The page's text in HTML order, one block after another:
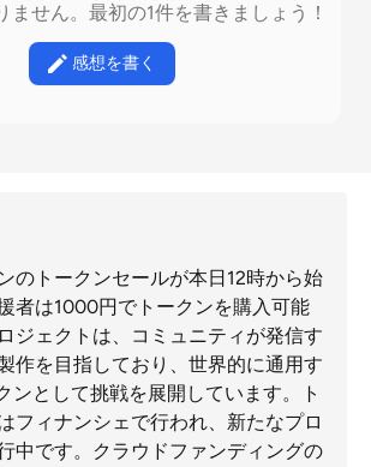
ません。最初の1件を書きましょう！
感想を書く
のトークンセールが本日12時から始
者は1000円でトークンを購入可能
ジェクトは、コミュニティが発信す
作を目指しており、世界的に通用す
ンとして挑戦を展開しています。ト
フィナンシェで行われ、新たなプロ
中です。クラウドファンディングの